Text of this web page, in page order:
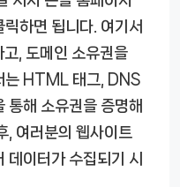
릭하면 됩니다. 여기서
, 도메인 소유권을
는 HTML 태그, DNS
통해 소유권을 증명해
, 여러분의 웹사이트
데이터가 수집되기 시